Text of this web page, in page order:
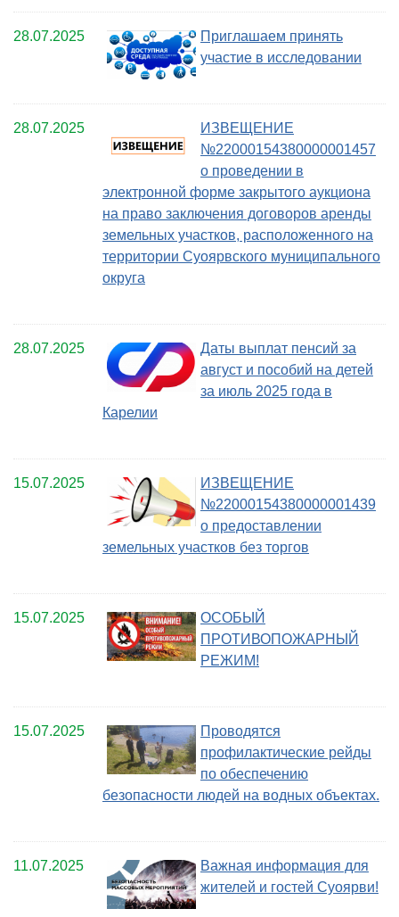
28.07.2025
Приглашаем принять
участие в исследовании
28.07.2025
ИЗВЕЩЕНИЕ
№22000154380000001457
о проведении в
электронной форме закрытого аукциона
на право заключения договоров аренды
земельных участков, расположенного на
территории Суоярвского муниципального
округа
28.07.2025
Даты выплат пенсий за
август и пособий на детей
за июль 2025 года в
Карелии
15.07.2025
ИЗВЕЩЕНИЕ
№22000154380000001439
о предоставлении
земельных участков без торгов
15.07.2025
ОСОБЫЙ
ПРОТИВОПОЖАРНЫЙ
РЕЖИМ!
15.07.2025
Проводятся
профилактические рейды
по обеспечению
безопасности людей на водных объектах.
11.07.2025
Важная информация для
жителей и гостей Суоярви!